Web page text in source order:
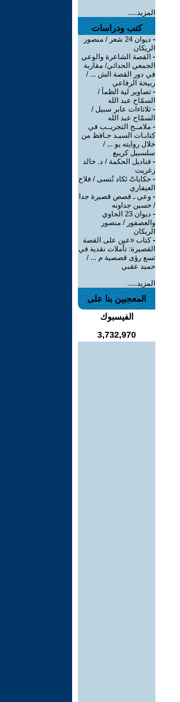
المزيد.....
كتب ودراسات
-
ديوان 24 شعر / منصور
الريكان
- القصة الشاعرة والوعي
الجمعي الحداثي/ مقاربة
في دور القصة الش ... /
ربيحة الرفاعي
- تصاوير لية الظمأ /
السمّاح عبد الله
- ثلاثاءات عابر سبيل /
السمّاح عبد الله
- ملامــح التجريــب في
كتابـات السيـد حـافظ من
خلال روايته يو ... /
سلسبيل كريبع
- قناديل الحكمة / د. خالد
زغريت
- حكاياتْ تَكاد تُنسى / فلاح
العيفاري
- وعي ـ قصص قصيرة جدا
/ حسين جداونه
-
ديوان 23 الحاوي
والعصفور / منصور
الريكان
-كتاب «عين على القصة
القصيرة: تأملات نقدية في
تسع رؤى قصصية م ... /
حميد عقبي
المزيد.....
المعجبين بنا على
الفيسبوك
3,732,970